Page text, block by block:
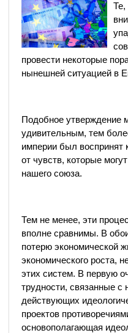
Те,
провести некоторые
нынешней ситуацией в
Подобное утверждение
удивительным, тем
империи был воспринят
от чувств, которые
нашего союза.
Тем не менее, эти
вполне сравнимы. В
потерю экономической
экономического роста,
этих систем. В первую
трудности, связанные
действующих
проектов
основополагающая